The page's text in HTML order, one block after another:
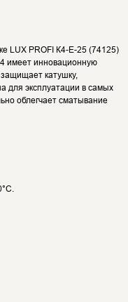
LUX PROFI К4-Е-25 (74125)
имеет инновационную
катушку,
для эксплуатации в самых
облегчает сматывание